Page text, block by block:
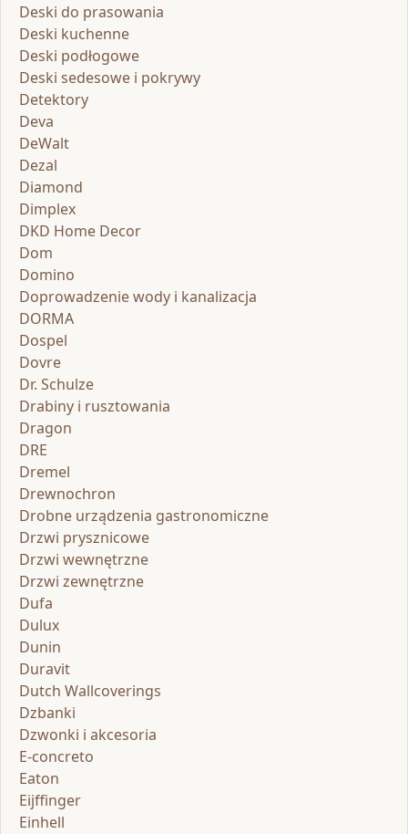
Deski do prasowania
Deski kuchenne
Deski podłogowe
Deski sedesowe i pokrywy
Detektory
Deva
DeWalt
Dezal
Diamond
Dimplex
DKD Home Decor
Dom
Domino
Doprowadzenie wody i kanalizacja
DORMA
Dospel
Dovre
Dr. Schulze
Drabiny i rusztowania
Dragon
DRE
Dremel
Drewnochron
Drobne urządzenia gastronomiczne
Drzwi prysznicowe
Drzwi wewnętrzne
Drzwi zewnętrzne
Dufa
Dulux
Dunin
Duravit
Dutch Wallcoverings
Dzbanki
Dzwonki i akcesoria
E-concreto
Eaton
Eijffinger
Einhell